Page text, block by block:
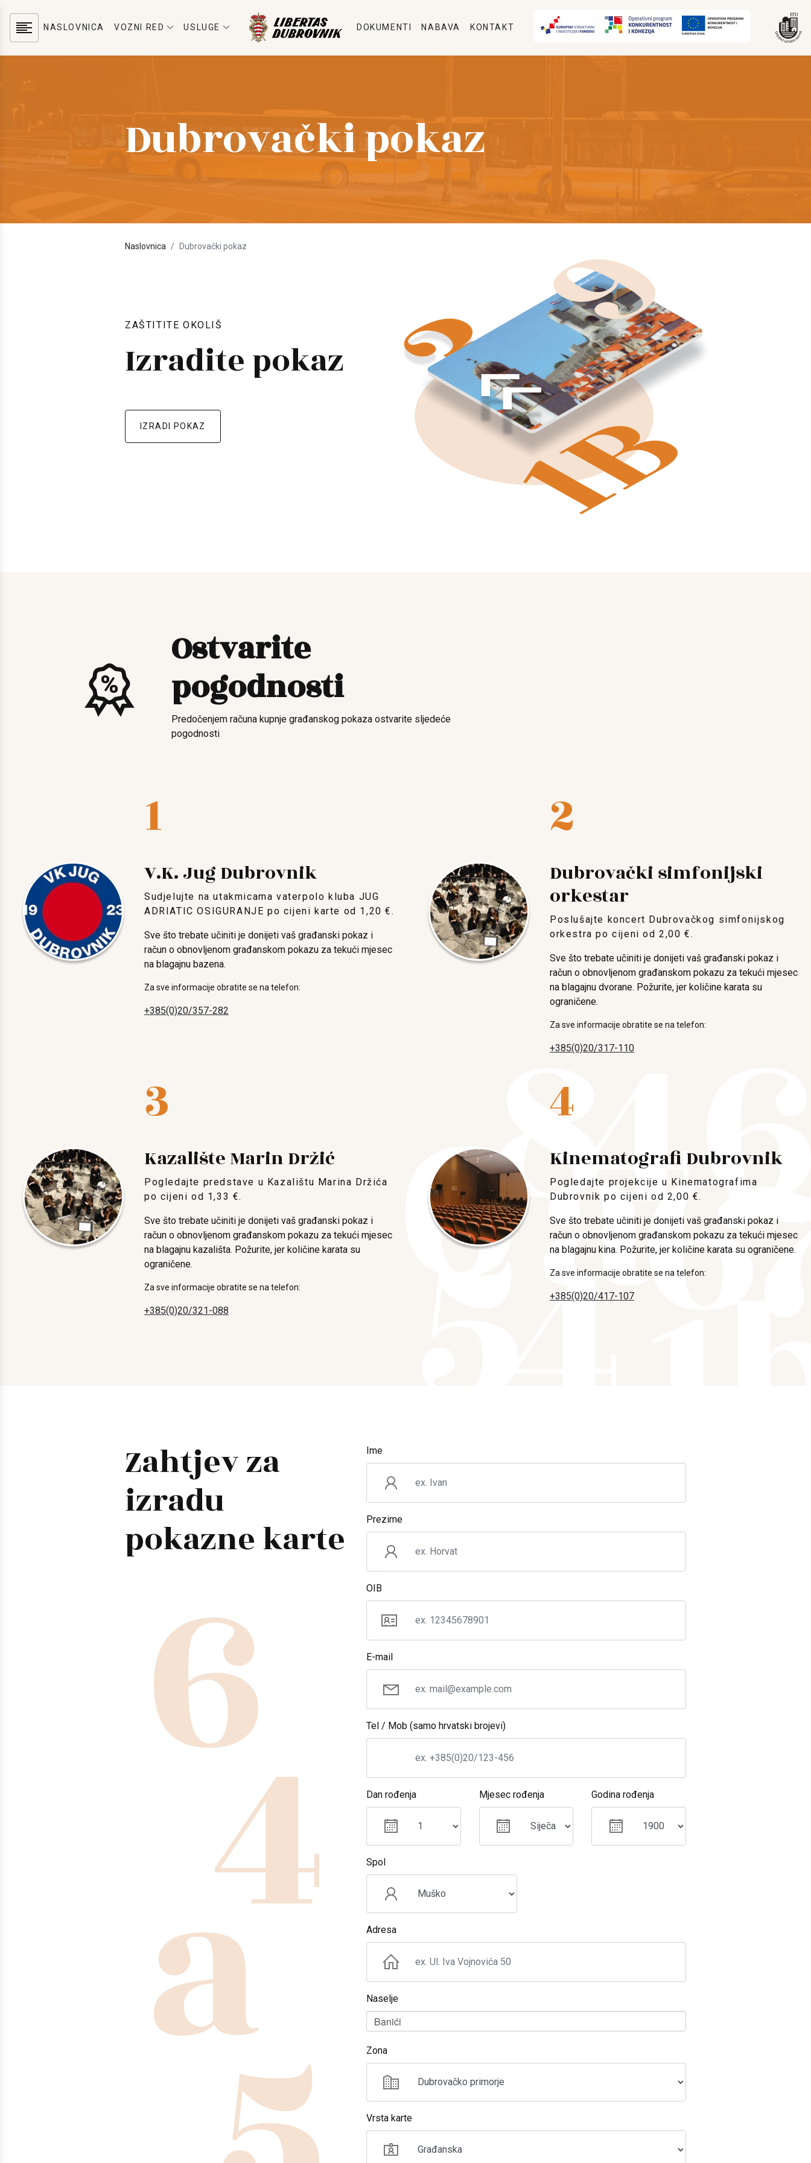
NASLOVNICA VOZNI RED USLUGE DOKUMENTI NABAVA KONTAKT
Dubrovački pokaz
Naslovnica Dubrovački pokaz
ZAŠTITITE OKOLIŠ
Izradite pokaz
IZRADI POKAZ
Ostvarite
pogodnosti
Predočenjem računa kupnje građanskog pokaza ostvarite sljedeće
pogodnosti
1
V.K. Jug Dubrovnik
Sudjelujte na utakmicama vaterpolo kluba JUG
ADRIATIC OSIGURANJE po cijeni karte od 1,20 €.
Sve što trebate učiniti je donijeti vaš građanski pokaz i
račun o obnovljenom građanskom pokazu za tekući mjesec
na blagajnu bazena.
Za sve informacije obratite se na telefon:
+385(0)20/357-282
2
Dubrovački simfonijski
orkestar
Poslušajte koncert Dubrovačkog simfonijskog
orkestra po cijeni od 2,00 €.
Sve što trebate učiniti je donijeti vaš građanski pokaz i
račun o obnovljenom građanskom pokazu za tekući mjesec
na blagajnu dvorane. Požurite, jer količine karata su
ograničene.
Za sve informacije obratite se na telefon:
+385(0)20/317-110
3
Kazalište Marin Držić
Pogledajte predstave u Kazalištu Marina Držića
po cijeni od 1,33 €.
Sve što trebate učiniti je donijeti vaš građanski pokaz i
račun o obnovljenom građanskom pokazu za tekući mjesec
na blagajnu kazališta. Požurite, jer količine karata su
ograničene.
Za sve informacije obratite se na telefon:
+385(0)20/321-088
4
Kinematografi Dubrovnik
Pogledajte projekcije u Kinematografima
Dubrovnik po cijeni od 2,00 €.
Sve što trebate učiniti je donijeti vaš građanski pokaz i
račun o obnovljenom građanskom pokazu za tekući mjesec
na blagajnu kina. Požurite, jer količine karata su ograničene.
Za sve informacije obratite se na telefon:
+385(0)20/417-107
Zahtjev za
izradu
pokazne karte
Ime
Prezime
OIB
E-mail
Tel / Mob (samo hrvatski brojevi)
Dan rođenja Mjesec rođenja Godina rođenja
Spol
Adresa
Naselje
Banići
Naselje
Zona
Vrsta karte